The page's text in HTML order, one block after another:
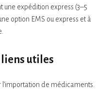
une expédition express (3–5
option EMS ou express et à
utiles
de médicaments.